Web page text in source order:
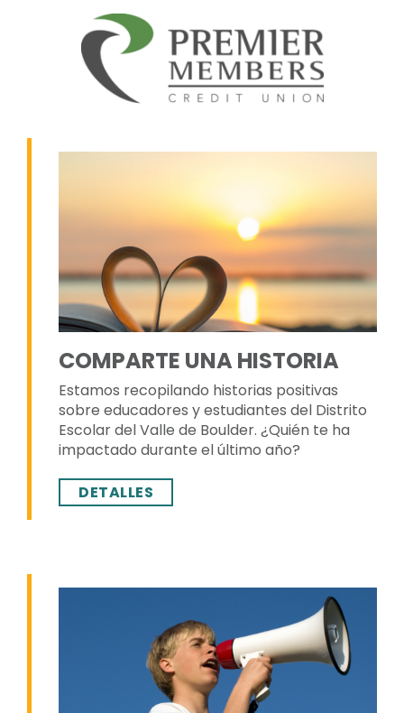
COMPARTE UNA HISTORIA
Estamos recopilando historias positivas
sobre educadores y estudiantes del Distrito
Escolar del Valle de Boulder. ¿Quién te ha
impactado durante el último año?
DETALLES